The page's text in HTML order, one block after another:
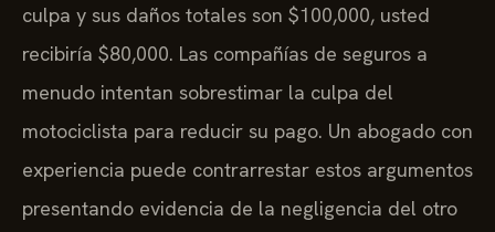
culpa y sus daños totales son $100,000, usted
recibiría $80,000. Las compañías de seguros a
menudo intentan sobrestimar la culpa del
motociclista para reducir su pago. Un abogado con
experiencia puede contrarrestar estos argumentos
presentando evidencia de la negligencia del otro